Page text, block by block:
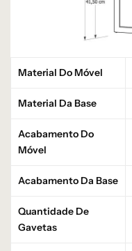
Material Do Móvel
Material Da Base
Acabamento Do
Móvel
Acabamento Da Base
Quantidade De
Gavetas